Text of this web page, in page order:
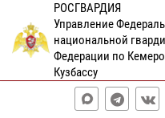
РОСГВАРДИЯ
Управление
национальной
Федерации по
Кузбассу